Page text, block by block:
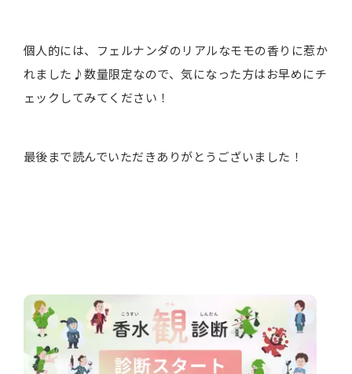
個人的には、フェルナンダのリアルなモモの香りに惹か
れました♪数量限定なので、気になった方はお早めにチ
ェックしてみてください！
最後まで読んでいただきありがとうございました！